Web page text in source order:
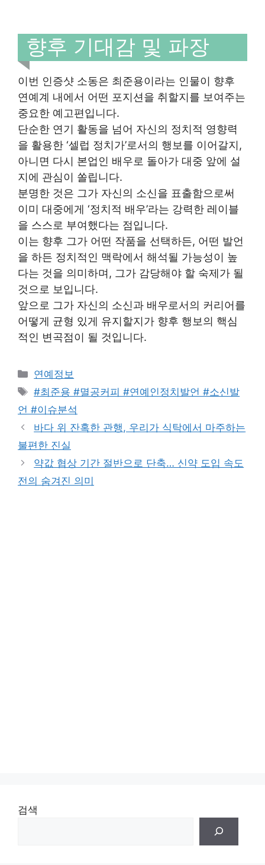
향후 기대감 및 파장
이번 인증샷 소동은 최준용이라는 인물이 향후
연예계 내에서 어떤 포지션을 취할지를 보여주는
중요한 예고편입니다.
단순한 연기 활동을 넘어 자신의 정치적 영향력
을 활용한 ‘셀럽 정치가’로서의 행보를 이어갈지,
아니면 다시 본업인 배우로 돌아가 대중 앞에 설
지에 관심이 쏠립니다.
분명한 것은 그가 자신의 소신을 표출함으로써
이미 대중에게 ‘정치적 배우’라는 강력한 레이블
을 스스로 부여했다는 점입니다.
이는 향후 그가 어떤 작품을 선택하든, 어떤 발언
을 하든 정치적인 맥락에서 해석될 가능성이 높
다는 것을 의미하며, 그가 감당해야 할 숙제가 될
것으로 보입니다.
앞으로 그가 자신의 소신과 배우로서의 커리어를
어떻게 균형 있게 유지할지가 향후 행보의 핵심
적인 변곡점이 될 것입니다.
Categories
연예정보
Tags
#최준용 #멸공커피 #연예인정치발언 #소신발
언 #이슈분석
바다 위 잔혹한 관행, 우리가 식탁에서 마주하는
불편한 진실
약값 협상 기간 절반으로 단축… 신약 도입 속도
전의 숨겨진 의미
검색